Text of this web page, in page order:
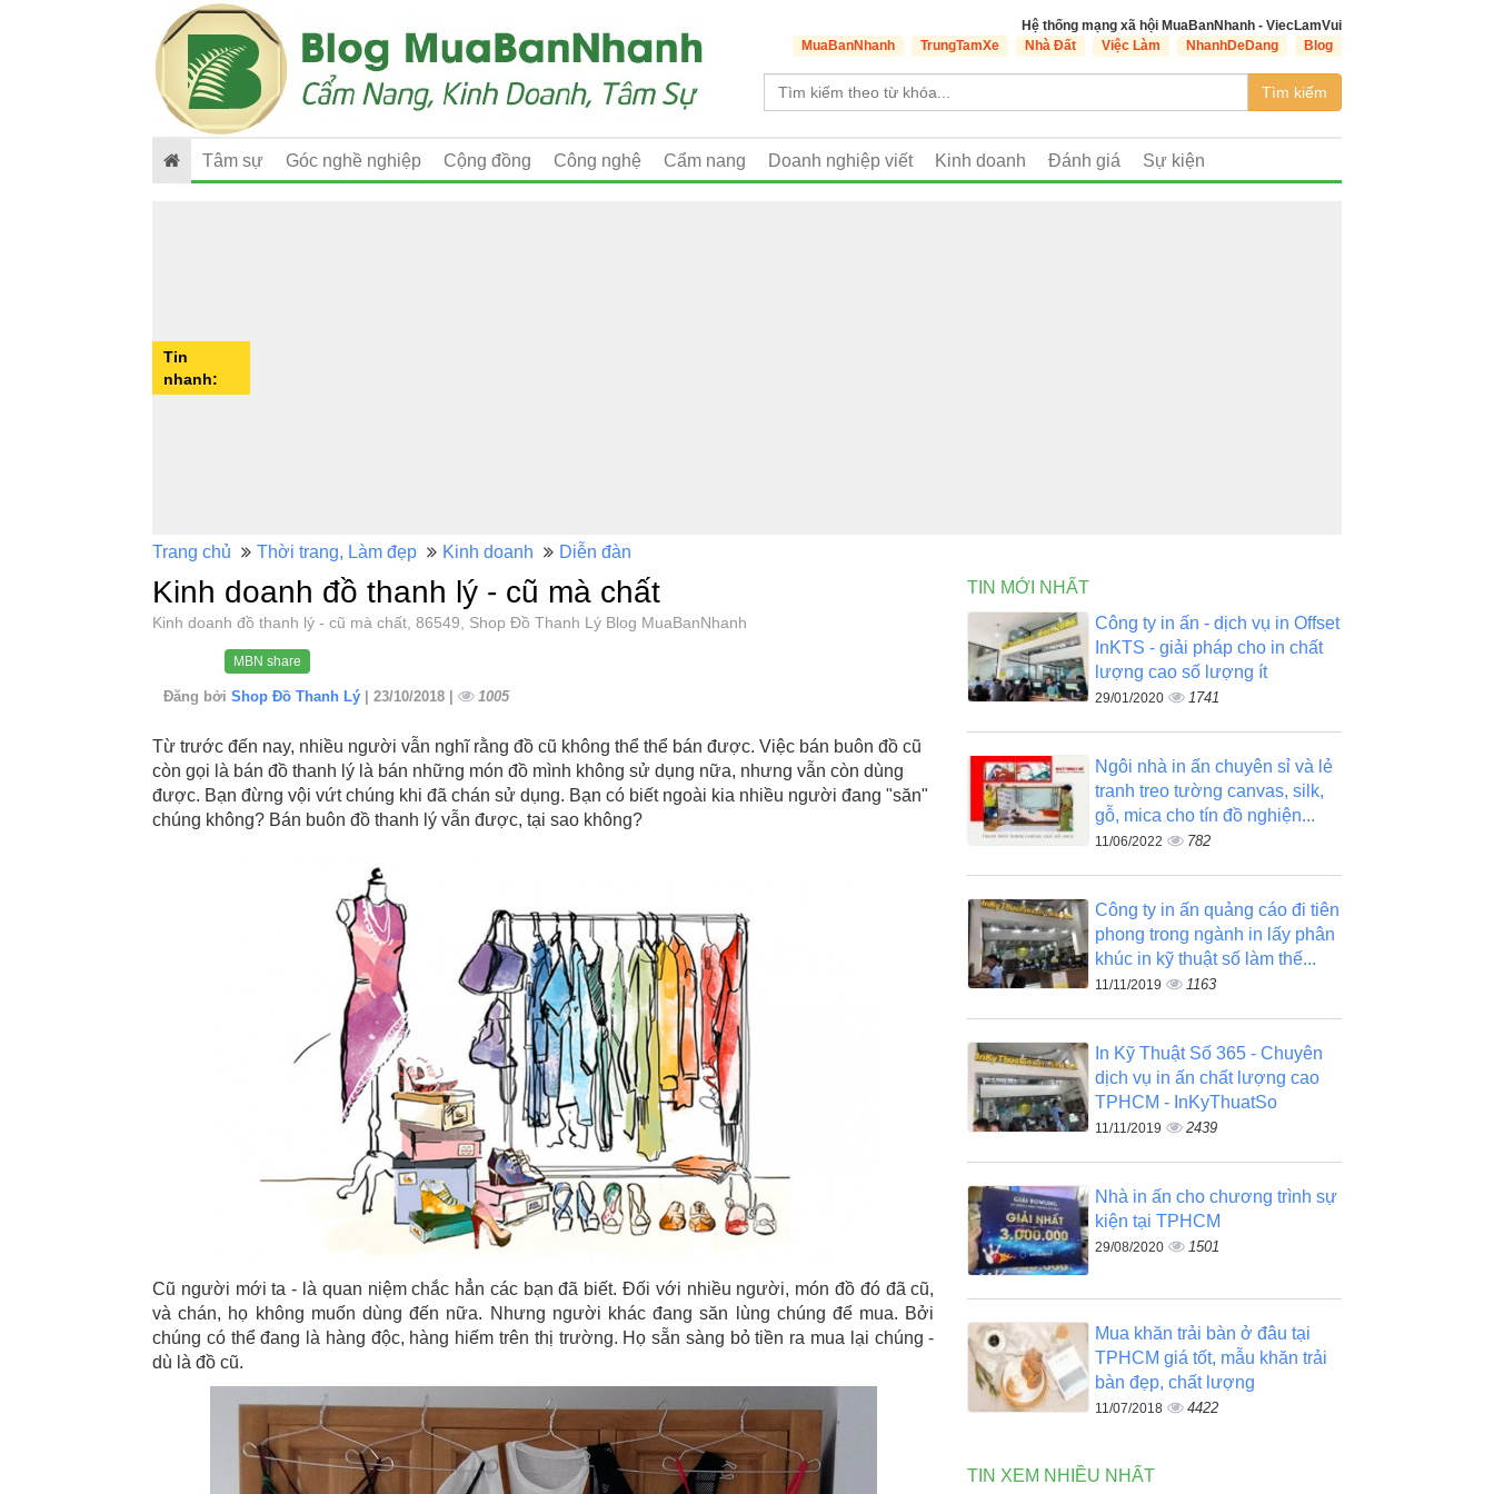
Hệ thống mạng xã hội MuaBanNhanh - ViecLamVui
MuaBanNhanh
TrungTamXe Nhà Đất Việc Làm NhanhDeDang Blog
Tìm kiếm
Tâm sự Góc nghề nghiệp Cộng đồng Công nghệ Cẩm nang Doanh nghiệp viết Kinh doanh Đánh giá Sự kiện
Tin
nhanh:
Trang chủ Thời trang, Làm đẹp Kinh doanh Diễn đàn
Kinh doanh đồ thanh lý - cũ mà chất
Kinh doanh đồ thanh lý - cũ mà chất, 86549, Shop Đồ Thanh Lý Blog MuaBanNhanh
MBN share
Đăng bởi Shop Đồ Thanh Lý | 23/10/2018 | 1005
Từ trước đến nay, nhiều người vẫn nghĩ rằng đồ cũ không thể thể bán được. Việc bán buôn đồ cũ
còn gọi là bán đồ thanh lý là bán những món đồ mình không sử dụng nữa, nhưng vẫn còn dùng
được. Bạn đừng vội vứt chúng khi đã chán sử dụng. Bạn có biết ngoài kia nhiều người đang "săn"
chúng không? Bán buôn đồ thanh lý vẫn được, tại sao không?
Cũ người mới ta - là quan niệm chắc hẳn các bạn đã biết. Đối với nhiều người, món đồ đó đã cũ,
và chán, họ không muốn dùng đến nữa. Nhưng người khác đang săn lùng chúng để mua. Bởi
chúng có thể đang là hàng độc, hàng hiếm trên thị trường. Họ sẵn sàng bỏ tiền ra mua lại chúng -
dù là đồ cũ.
TIN MỚI NHẤT
Công ty in ấn - dịch vụ in Offset
InKTS - giải pháp cho in chất
lượng cao số lượng ít
29/01/2020 1741
Ngôi nhà in ấn chuyên sỉ và lẻ
tranh treo tường canvas, silk,
gỗ, mica cho tín đồ nghiện...
11/06/2022 782
Công ty in ấn quảng cáo đi tiên
phong trong ngành in lấy phân
khúc in kỹ thuật số làm thế...
11/11/2019 1163
In Kỹ Thuật Số 365 - Chuyên
dịch vụ in ấn chất lượng cao
TPHCM - InKyThuatSo
11/11/2019 2439
Nhà in ấn cho chương trình sự
kiện tại TPHCM
29/08/2020 1501
Mua khăn trải bàn ở đâu tại
TPHCM giá tốt, mẫu khăn trải
bàn đẹp, chất lượng
11/07/2018 4422
TIN XEM NHIỀU NHẤT